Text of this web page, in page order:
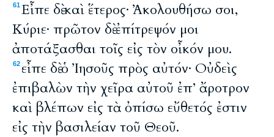
61Εἶπε δὲ καὶ ἕτερος· Ἀκολουθήσω σοι,
Κύριε· πρῶτον δὲ ἐπίτρεψόν μοι
ἀποτάξασθαι τοῖς εἰς τὸν οἶκόν μου.
62 εἶπε δὲ ὁ Ἰησοῦς πρὸς αὐτόν· Οὐδεὶς
ἐπιβαλὼν τὴν χεῖρα αὐτοῦ ἐπ’ ἄροτρον
καὶ βλέπων εἰς τὰ ὀπίσω εὔθετός ἐστιν
εἰς τὴν βασιλείαν τοῦ Θεοῦ.